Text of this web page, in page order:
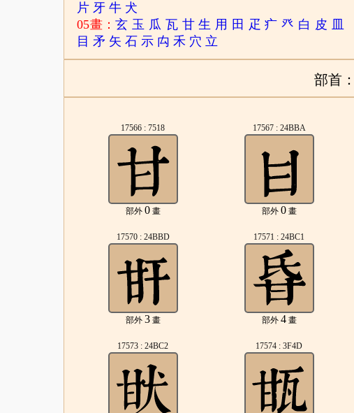
片 牙 牛 犬
05畫：玄 玉 瓜 瓦 甘 生 用 田 疋 疒 癶 白 皮
目 矛 矢 石 示 禸 禾 穴 立
部首：
17566 : 7518
部外 0畫
17567 : 24BBA
部外 0畫
17570 : 24BBD
部外 3畫
17571 : 24BC1
部外 4畫
17573 : 24BC2 17574 : 3F4D